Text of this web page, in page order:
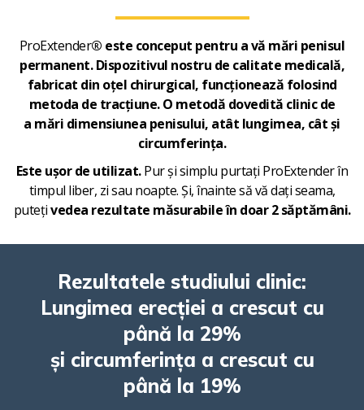
ProExtender® este conceput pentru a vă mări penisul
permanent.Dispozitivul nostru de calitate medicală,
fabricat din oțel chirurgical, funcționează folosind
metoda de tracțiune. O metodă dovedită clinicde
a mări dimensiunea penisului, atât lungimea, cât și
circumferința.
Este ușor de utilizat.Pur și simplu purtați ProExtender în
timpul liber, zi sau noapte. Și, înainte să vă dați seama,
putețivedea rezultate măsurabile în doar 2 săptămâni.
Rezultatele studiului clinic:
Lungimea erecției a crescut cu
până la 29%
și circumferința a crescut cu
până la 19%